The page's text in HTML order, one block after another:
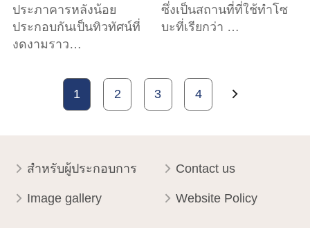
ประภาคารหลังน้อย
ประกอบกันเป็นทิวทัศน์ที่
งดงามราว…
ซึ่งเป็นสถานที่ที่ใช้ทำโซ
บะที่เรียกว่า …
1 2 3 4
สำหรับผู้ประกอบการ Contact us
Image gallery Website Policy